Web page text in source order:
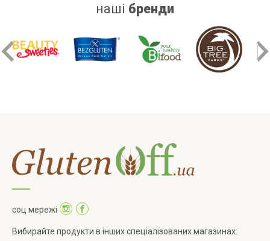
наші бренди
соц мережі
Вибирайте продукти в інших спеціалізованих магазинах: